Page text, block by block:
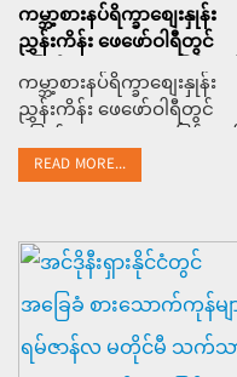
ကမ္ဘာ့စားနပ်ရိက္ခာစျေးနှုန်း
ညွှန်းကိန်း ဖေဖော်ဝါရီတွင်
ပြောင်းဆံ ဈေးကျသဖြင့် ခုနစ်
လဆက်တိုက် ကျဆင်းခဲ့
ကမ္ဘာ့စားနပ်ရိက္ခာစျေးနှုန်း
ညွှန်းကိန်း ဖေဖော်ဝါရီတွင်
ပြောင်းဆံ ဈေးကျသဖြင့် ခုနစ်
လဆက်တိုက် ကျဆင်းခဲ့
READ MORE...